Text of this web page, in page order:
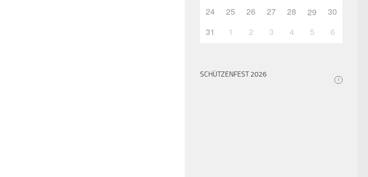
24
25 26 27 28 29
30
31
1 2 3 4 5 6
SCHÜTZENFEST 2026
i